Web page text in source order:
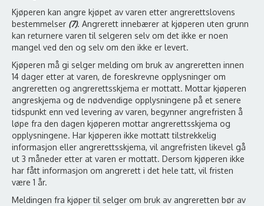
Kjøperen kan angre kjøpet av varen etter angrerettslovens
bestemmelser (7). Angrerett innebærer at kjøperen uten grunn
kan returnere varen til selgeren selv om det ikke er noen
mangel ved den og selv om den ikke er levert.
Kjøperen må gi selger melding om bruk av angreretten innen
14 dager etter at varen, de foreskrevne opplysninger om
angreretten og angrerettsskjema er mottatt. Mottar kjøperen
angreskjema og de nødvendige opplysningene på et senere
tidspunkt enn ved levering av varen, begynner angrefristen å
løpe fra den dagen kjøperen mottar angrerettsskjema og
opplysningene. Har kjøperen ikke mottatt tilstrekkelig
informasjon eller angrerettsskjema, vil angrefristen likevel gå
ut 3 måneder etter at varen er mottatt. Dersom kjøperen ikke
har fått informasjon om angrerett i det hele tatt, vil fristen
være 1 år.
Meldingen fra kjøper til selger om bruk av angreretten bør av